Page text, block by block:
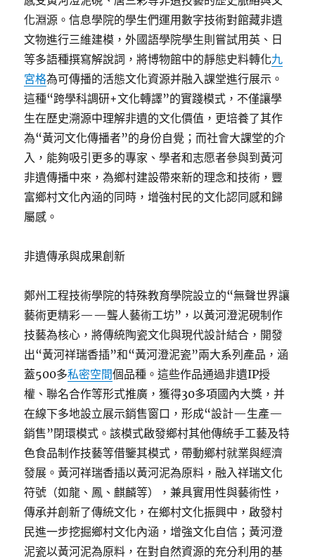
化淵源。信息學院的學生們運用數字技術對館藏非遺
文物進行三維建模，外國語學院學生則嘗試用英、日
等多語種撰寫解說詞，將博物館中的靜態史料轉化九
宮格為可傳播的活態文化資源并融入課堂進行展示。
這種“跨學科調研+文化轉譯”的實踐模式，不僅讓學
生在歷史溯源中理解非遺的文化價值，更培養了其作
為“黃河文化傳播者”的身份自覺；而社會大課堂的介
入，能夠吸引更多的專家、學者和志愿者參與到黃河
非遺傳播中來，為鄉村建設帶來新的理念和技術，豐
富鄉村文化內涵的同時，增強村民的文化認同感和歸
屬感。
非遺傳承與成果創新
鄭州工程技術學院的特殊教育學院設立的“無聲世界讓
藝術更精彩——聾人藝術工坊”，以黃河澄泥硯制作
技藝為核心，將傳統陶瓷文化與現代設計結合，開發
出“黃河祥瑞香插”和“黃河澄泥瓷”兩大系列產品，涵
蓋500多私密空間個品種。這些作品通過非遺IP授
權、聯名合作等形式推廣，獲得30多項國內大獎，并
在線下多地設立展示銷售窗口，形成“設計—生產—
銷售”閉環模式。該模式啟發鄉村其他傳統手工藝及特
色食品制作技藝等借鑒其模式，帶動鄉村就業與經濟
發展。黃河祥瑞香插以黃河泥為原料，融入祥瑞文化
符號（如龍、鳳、麒麟等），兼具實用性與藝術性，
傳承并創新了傳統文化，在鄉村文化振興中，啟發村
民進一步挖掘鄉村文化內涵，增強文化自信；黃河澄
泥瓷以黃河泥為原料，在對自然資源的充分利用的基